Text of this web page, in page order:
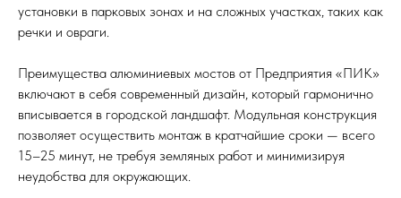
установки в парковых зонах и на сложных участках, таких как
речки и овраги.
Преимущества алюминиевых мостов от Предприятия «ПИК»
включают в себя современный дизайн, который гармонично
вписывается в городской ландшафт. Модульная конструкция
позволяет осуществить монтаж в кратчайшие сроки — всего
15–25 минут, не требуя земляных работ и минимизируя
неудобства для окружающих.